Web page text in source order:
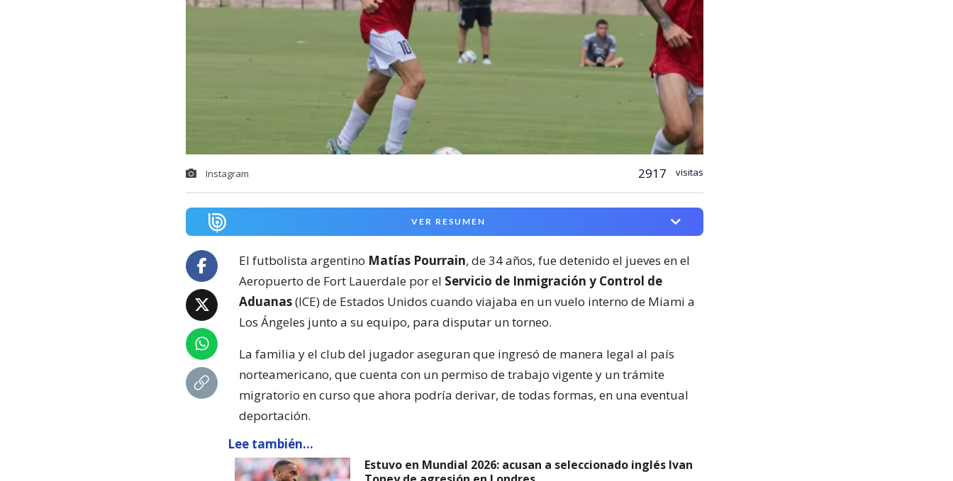
Instagram 2917 visitas
VER RESUMEN
El futbolista argentino Matías Pourrain, de 34 años, fue detenido el jueves en el
Aeropuerto de Fort Lauerdale por el Servicio de Inmigración y Control de
Aduanas(ICE) de Estados Unidos cuando viajaba en un vuelo interno de Miami a
Los Ángeles junto a su equipo, para disputar un torneo.
La familia y el club del jugador aseguran que ingresó de manera legal al país
norteamericano, que cuenta con un permiso de trabajo vigente y un trámite
migratorio en curso que ahora podría derivar, de todas formas, en una eventual
deportación.
Lee también...
Estuvo en Mundial 2026: acusan a seleccionado inglés Ivan